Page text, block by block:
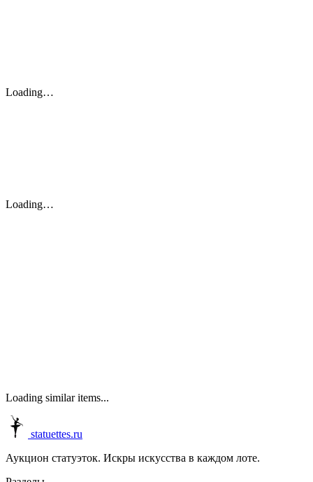
Loading…
Loading…
Loading similar items...
statuettes.ru
Аукцион статуэток. Искры искусства в каждом лоте.